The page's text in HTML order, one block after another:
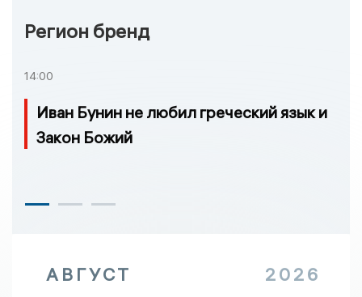
Регион бренд
14:00
Иван Бунин не любил греческий язык и
Закон Божий
АВГУСТ 2026